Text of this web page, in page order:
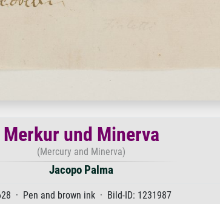
Merkur und Minerva
(Mercury and Minerva)
Jacopo Palma
· Pen and brown ink · Bild-ID: 1231987